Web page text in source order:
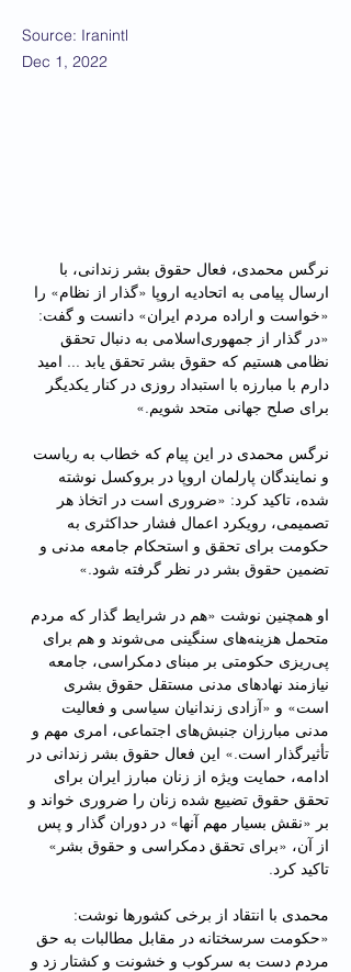
Source: Iranintl
Dec 1, 2022
نرگس محمدی، فعال حقوق بشر زندانی، با
ارسال پیامی به اتحادیه اروپا «گذار از نظام» را
«خواست و اراده مردم ایران» دانست و گفت:
«در گذار از جمهوری‌اسلامی به دنبال تحقق
نظامی هستیم که حقوق بشر تحقق یابد ... امید
دارم با مبارزه با استبداد روزی در کنار یکدیگر
برای صلح جهانی متحد شویم.»
نرگس محمدی در این پیام که خطاب به ریاست
و نمایندگان پارلمان اروپا در بروکسل نوشته
شده، تاکید کرد: «ضروری است در اتخاذ هر
تصمیمی، رویکرد اعمال فشار حداکثری به
حکومت برای تحقق و استحکام جامعه مدنی و
تضمین حقوق بشر در نظر گرفته شود.»
او همچنین نوشت «هم در شرایط گذار که مردم
متحمل هزینه‌های سنگینی می‌شوند و هم برای
پی‌ریزی حکومتی بر مبنای دمکراسی، جامعه
نیازمند نهادهای مدنی مستقل حقوق بشری
است» و «آزادی زندانیان سیاسی و فعالیت
مدنی مبارزان جنبش‌های اجتماعی، امری مهم و
تأثیرگذار است.» این فعال حقوق بشر زندانی در
ادامه، حمایت ویژه از زنان مبارز ایران برای
تحقق حقوق تضییع شده زنان را ضروری خواند و
بر «نقش بسیار مهم آنها» در دوران گذار و پس
از آن، «برای تحقق دمکراسی و حقوق بشر»
تاکید کرد.
محمدی با انتقاد از برخی کشورها نوشت:
«حکومت سرسختانه در مقابل مطالبات به حق
مردم دست به سرکوب و خشونت و کشتار زد و